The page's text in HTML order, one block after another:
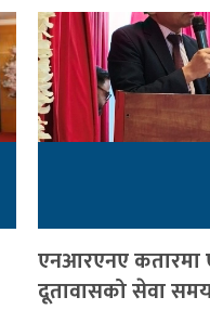
एनआरएनए कतारमा
दूतावासको सेवा